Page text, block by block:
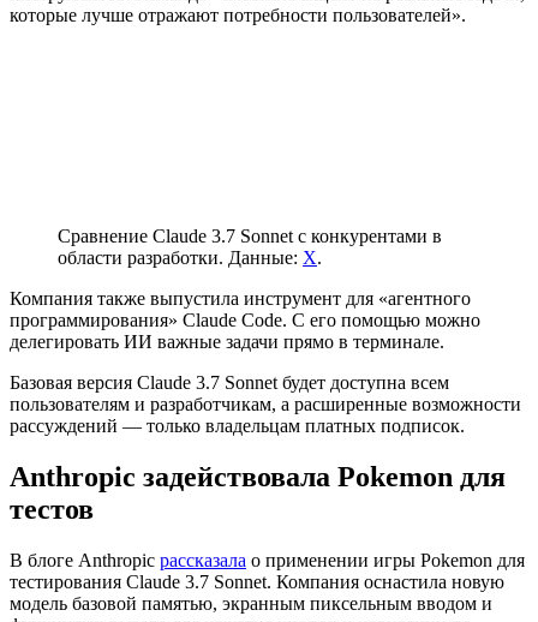
которые лучше отражают потребности пользователей».
Сравнение Claude 3.7 Sonnet с конкурентами в
области разработки. Данные: X.
Компания также выпустила инструмент для «агентного
программирования» Claude Code. С его помощью можно
делегировать ИИ важные задачи прямо в терминале.
Базовая версия Claude 3.7 Sonnet будет доступна всем
пользователям и разработчикам, а расширенные возможности
рассуждений — только владельцам платных подписок.
Anthropic задействовала Pokemon для
тестов
В блоге Anthropic рассказала о применении игры Pokemon для
тестирования Claude 3.7 Sonnet. Компания оснастила новую
модель базовой памятью, экранным пиксельным вводом и